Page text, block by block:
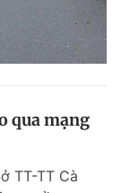
qua mạng
TT-TT Cà